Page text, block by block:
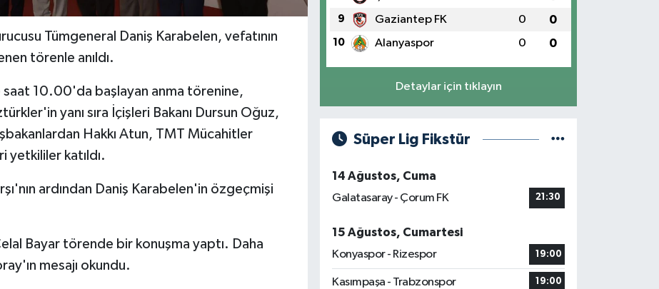
Tümgeneral Daniş Karabelen, vefatının
törenle anıldı.
10.00'da başlayan anma törenine,
yanı sıra İçişleri Bakanı Dursun Oğuz,
Hakkı Atun, TMT Mücahitler
yetkililer katıldı.
ardından Daniş Karabelen'in özgeçmişi
Bayar törende bir konuşma yaptı. Daha
mesajı okundu.
9 Gaziantep FK 0 0
10 Alanyaspor 0 0
Detaylar için tıklayın
Süper Lig Fikstür
14 Ağustos, Cuma
Galatasaray - Çorum FK
21:30
15 Ağustos, Cumartesi
Konyaspor - Rizespor
19:00
Kasımpaşa - Trabzonspor 19:00